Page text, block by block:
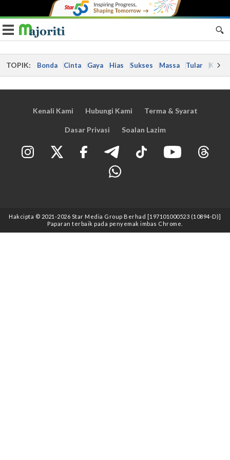
Toggle navigation
TOPIK: Bonda Cinta Gaya Hias Sukses Massa Tular Kes
Kenali Kami Hubungi Kami Terma & Syarat
Dasar Privasi Soalan Lazim
Hakcipta © 2021 -2026 Star Media Group Berhad [197101000523 (10894-D)]
Paparan terbaik pada penyemak imbas Chrome.